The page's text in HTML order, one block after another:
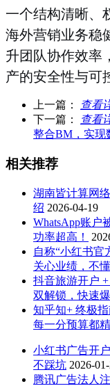
一个结构清晰、
海外营销业务稳
升团队协作效率
产的安全性与可
上一篇： 查看
下一篇：
查看
整合BM，实现
相关推荐
湖南皆计算网
绍 2026-04-19
WhatsApp账户
功率超高！
自称“小红书官
关心业绩，不
抖音旅游开户
双解锁，快速爆
知乎知+ 终极
每一分预算都
小红书广告开
不踩坑 2026-
腾讯广告法人